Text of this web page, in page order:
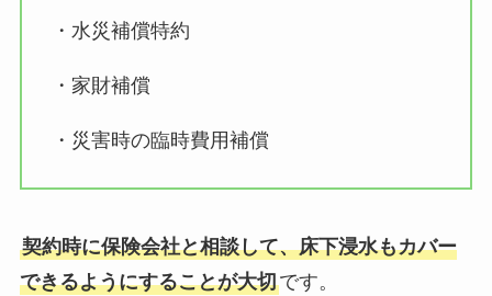
・水災補償特約
・家財補償
・災害時の臨時費用補償
契約時に保険会社と相談して、床下浸水もカバー
できるようにすることが大切です。